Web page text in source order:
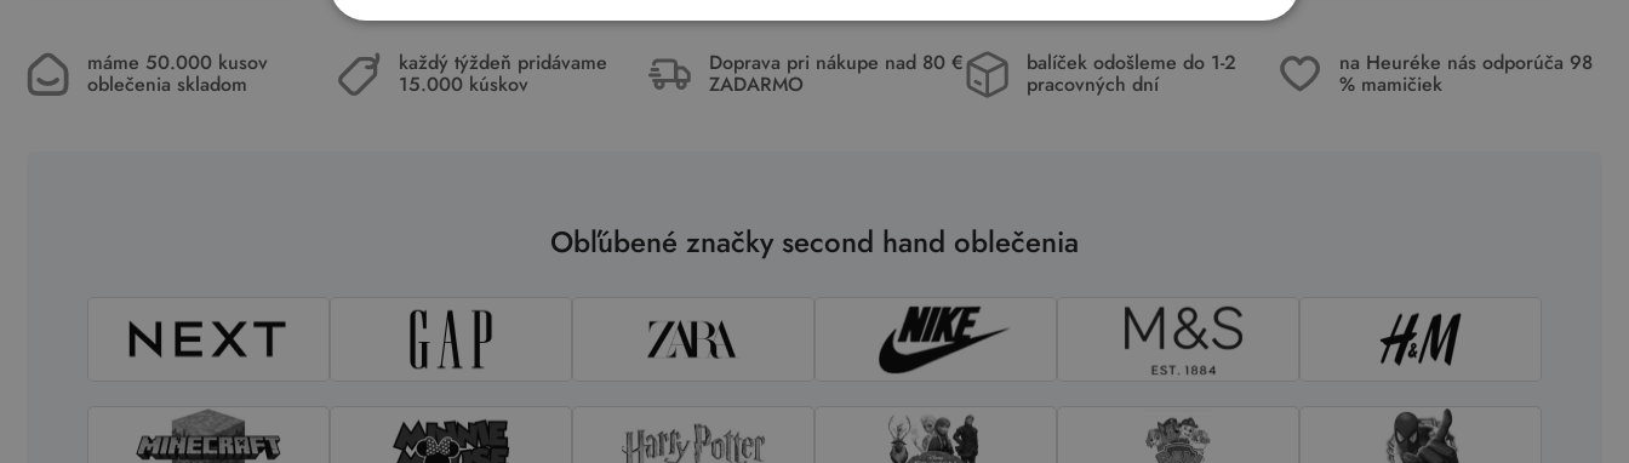
máme 50.000 kusov
oblečenia skladom
každý týždeň pridávame
15.000 kúskov
Doprava pri nákupe nad 80 €
ZADARMO
balíček odošleme do 1-2
pracovných dní
na Heuréke nás odporúča 98
% mamičiek
Obľúbené značky second hand oblečenia